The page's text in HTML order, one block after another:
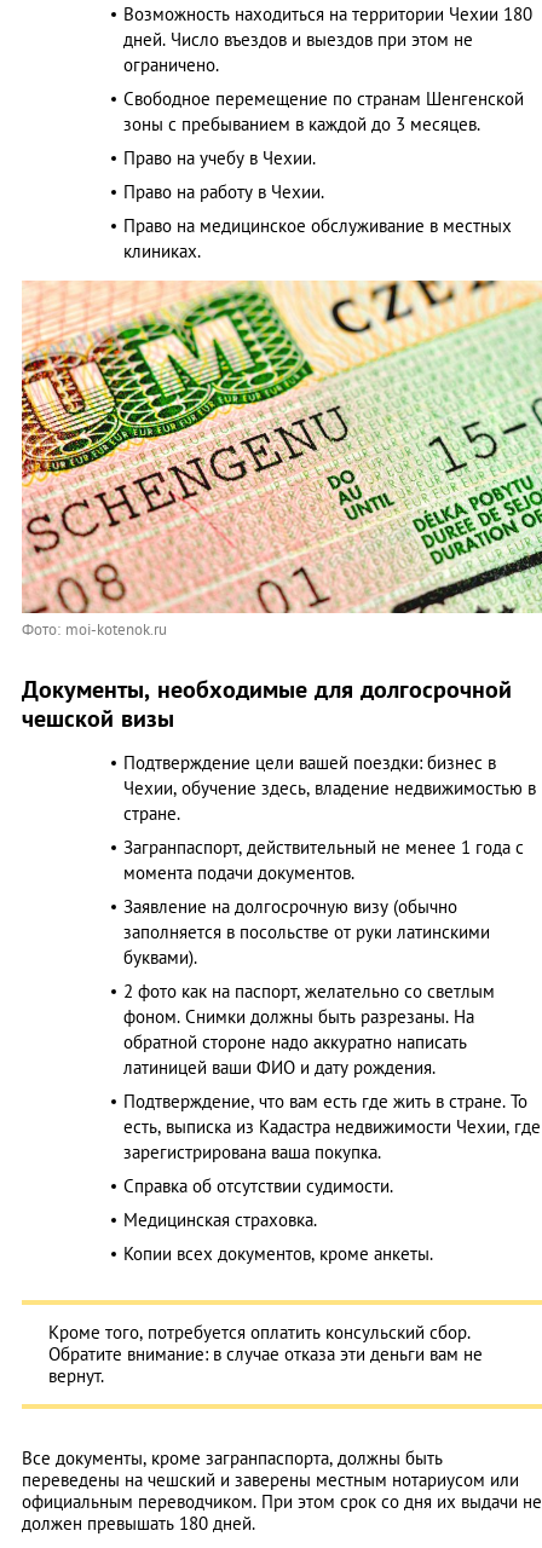
Возможность находиться на территории Чехии 180
дней. Число въездов и выездов при этом не
ограничено.
Свободное перемещение по странам Шенгенской
зоны с пребыванием в каждой до 3 месяцев.
Право на учебу в Чехии.
Право на работу в Чехии.
Право на медицинское обслуживание в местных
клиниках.
Фото: moi-kotenok.ru
Документы, необходимые для долгосрочной
чешской визы
Подтверждение цели вашей поездки: бизнес в
Чехии, обучение здесь, владение недвижимостью в
стране.
Загранпаспорт, действительный не менее 1 года с
момента подачи документов.
Заявление на долгосрочную визу (обычно
заполняется в посольстве от руки латинскими
буквами).
2 фото как на паспорт, желательно со светлым
фоном. Снимки должны быть разрезаны. На
обратной стороне надо аккуратно написать
латиницей ваши ФИО и дату рождения.
Подтверждение, что вам есть где жить в стране. То
есть, выписка из Кадастра недвижимости Чехии, где
зарегистрирована ваша покупка.
Справка об отсутствии судимости.
Медицинская страховка.
Копии всех документов, кроме анкеты.
Кроме того, потребуется оплатить консульский сбор.
Обратите внимание: в случае отказа эти деньги вам не
вернут.
Все документы, кроме загранпаспорта, должны быть
переведены на чешский и заверены местным нотариусом или
официальным переводчиком. При этом срок со дня их выдачи не
должен превышать 180 дней.